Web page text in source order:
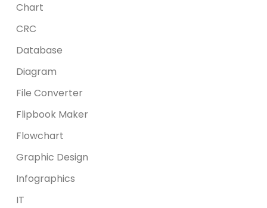
Chart
CRC
Database
Diagram
File Converter
Flipbook Maker
Flowchart
Graphic Design
Infographics
IT